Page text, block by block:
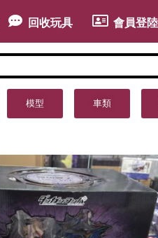
回收玩具 會員登陸
模型 車類